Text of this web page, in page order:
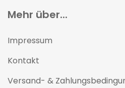
Mehr über...
Impressum
Kontakt
Versand- &